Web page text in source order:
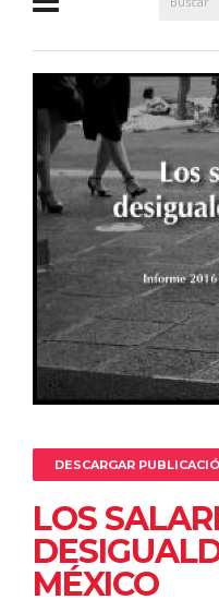
DESCARGAR
LOS
MÉXICO